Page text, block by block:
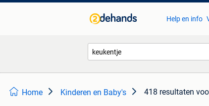
Help en info
Home Kinderen en Baby's 418 resultaten